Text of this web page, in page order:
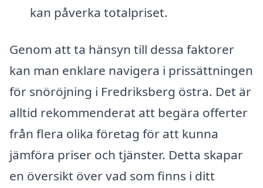
kan påverka totalpriset.
Genom att ta hänsyn till dessa faktorer
kan man enklare navigera i prissättningen
för snöröjning i Fredriksberg östra. Det är
alltid rekommenderat att begära offerter
från flera olika företag för att kunna
jämföra priser och tjänster. Detta skapar
en översikt över vad som finns i ditt